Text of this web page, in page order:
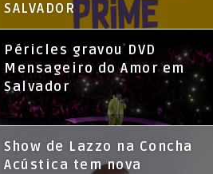
SALVADOR
Péricles gravou DVD
Mensageiro do Amor em
Salvador
Show de Lazzo na Concha
Acústica tem nova